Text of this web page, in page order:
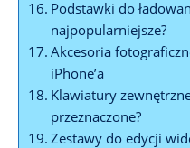
Podstawki do
najpopularniejsze?
Akcesoria
iPhone’a
Klawiatury
przeznaczone?
Zestawy do​ edycji⁣